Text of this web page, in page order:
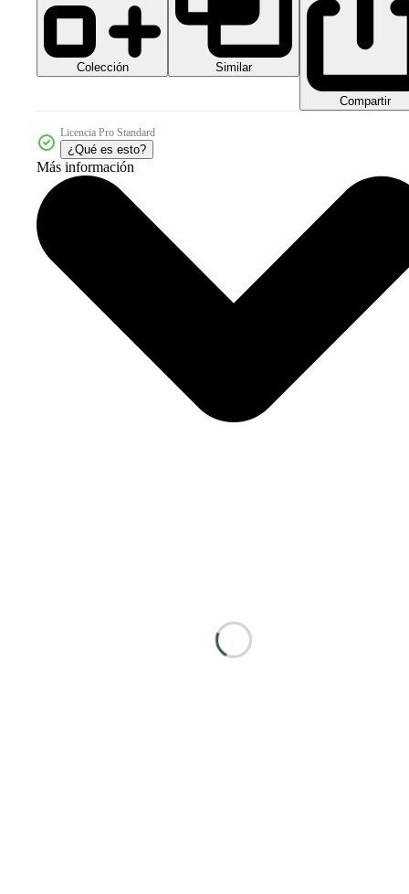
Colección Similar
Compartir
Licencia Pro Standard
¿Qué es esto?
Más información